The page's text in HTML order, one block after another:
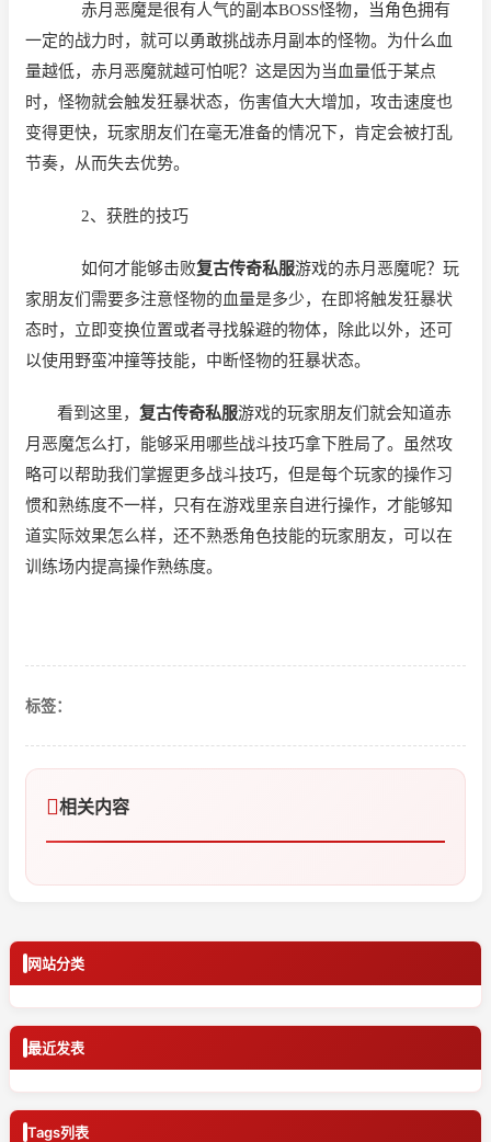
赤月恶魔是很有人气的副本BOSS怪物，当角色拥有
一定的战力时，就可以勇敢挑战赤月副本的怪物。为什么血
量越低，赤月恶魔就越可怕呢？这是因为当血量低于某点
时，怪物就会触发狂暴状态，伤害值大大增加，攻击速度也
变得更快，玩家朋友们在毫无准备的情况下，肯定会被打乱
节奏，从而失去优势。
2、获胜的技巧
如何才能够击败复古传奇私服游戏的赤月恶魔呢？玩
家朋友们需要多注意怪物的血量是多少，在即将触发狂暴状
态时，立即变换位置或者寻找躲避的物体，除此以外，还可
以使用野蛮冲撞等技能，中断怪物的狂暴状态。
看到这里， 复古传奇私服游戏的玩家朋友们就会知道赤
月恶魔怎么打，能够采用哪些战斗技巧拿下胜局了。虽然攻
略可以帮助我们掌握更多战斗技巧，但是每个玩家的操作习
惯和熟练度不一样，只有在游戏里亲自进行操作，才能够知
道实际效果怎么样，还不熟悉角色技能的玩家朋友，可以在
训练场内提高操作熟练度。
标签：
相关内容
网站分类
最近发表
Tags列表